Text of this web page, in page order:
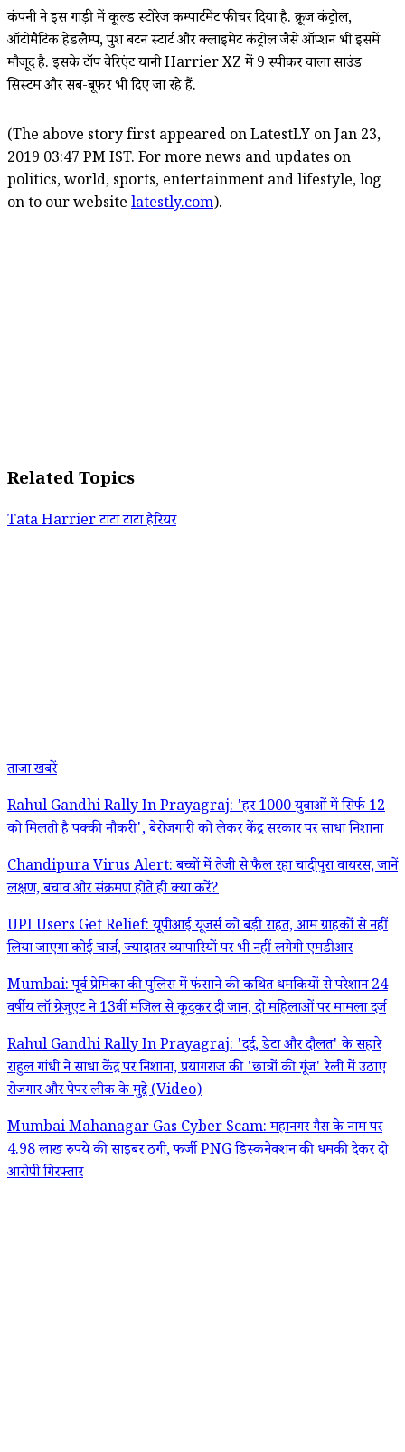
कंपनी ने इस गाड़ी में कूल्ड स्टोरेज कम्पार्टमेंट फीचर दिया है. क्रूज कंट्रोल,
ऑटोमैटिक हेडलैम्प, पुश बटन स्टार्ट और क्लाइमेट कंट्रोल जैसे ऑप्शन भी इसमें
मौजूद है. इसके टॉप वेरिएंट यानी Harrier XZ में 9 स्पीकर वाला साउंड
सिस्टम और सब-बूफर भी दिए जा रहे हैं.
(The above story first appeared on LatestLY on Jan 23,
2019 03:47 PM IST. For more news and updates on
politics, world, sports, entertainment and lifestyle, log
on to our website latestly.com).
Related Topics
Tata Harrierटाटाटाटा हैरियर
ताजा खबरें
Rahul Gandhi Rally In Prayagraj: 'हर 1000 युवाओं में सिर्फ 12
को मिलती है पक्की नौकरी', बेरोजगारी को लेकर केंद्र सरकार पर साधा निशाना
Chandipura Virus Alert: बच्चों में तेजी से फैल रहा चांदीपुरा वायरस, जानें
लक्षण, बचाव और संक्रमण होते ही क्या करें?
UPI Users Get Relief: यूपीआई यूजर्स को बड़ी राहत, आम ग्राहकों से नहीं
लिया जाएगा कोई चार्ज, ज्यादातर व्यापारियों पर भी नहीं लगेगी एमडीआर
Mumbai: पूर्व प्रेमिका की पुलिस में फंसाने की कथित धमकियों से परेशान 24
वर्षीय लॉ ग्रेजुएट ने 13वीं मंजिल से कूदकर दी जान, दो महिलाओं पर मामला दर्ज
Rahul Gandhi Rally In Prayagraj: 'दर्द, डेटा और दौलत' के सहारे
राहुल गांधी ने साधा केंद्र पर निशाना, प्रयागराज की 'छात्रों की गूंज' रैली में उठाए
रोजगार और पेपर लीक के मुद्दे (Video)
Mumbai Mahanagar Gas Cyber Scam: महानगर गैस के नाम पर
4.98 लाख रुपये की साइबर ठगी, फर्जी PNG डिस्कनेक्शन की धमकी देकर दो
आरोपी गिरफ्तार